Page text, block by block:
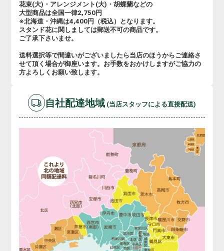
花束(大)・アレンジメント(大)・胡蝶蘭などの
大型商品は全国一律2,750円
※北海道・沖縄は4,400円（税込）となります。
スタンド花に関しましては郵送不可の商品です。
ご了承下さいませ。
送料選択等で間違いがございましたら当店のほうからご連絡さ
せて頂く場合が御座います。お手数をおかけしますがご協力の
方よろしくお願い致します。
自社配達地域 (当店スタッフによる直接配送)